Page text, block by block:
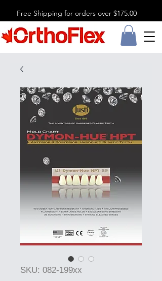
Free Shipping for orders over $175.00
SKU: 082-199xx